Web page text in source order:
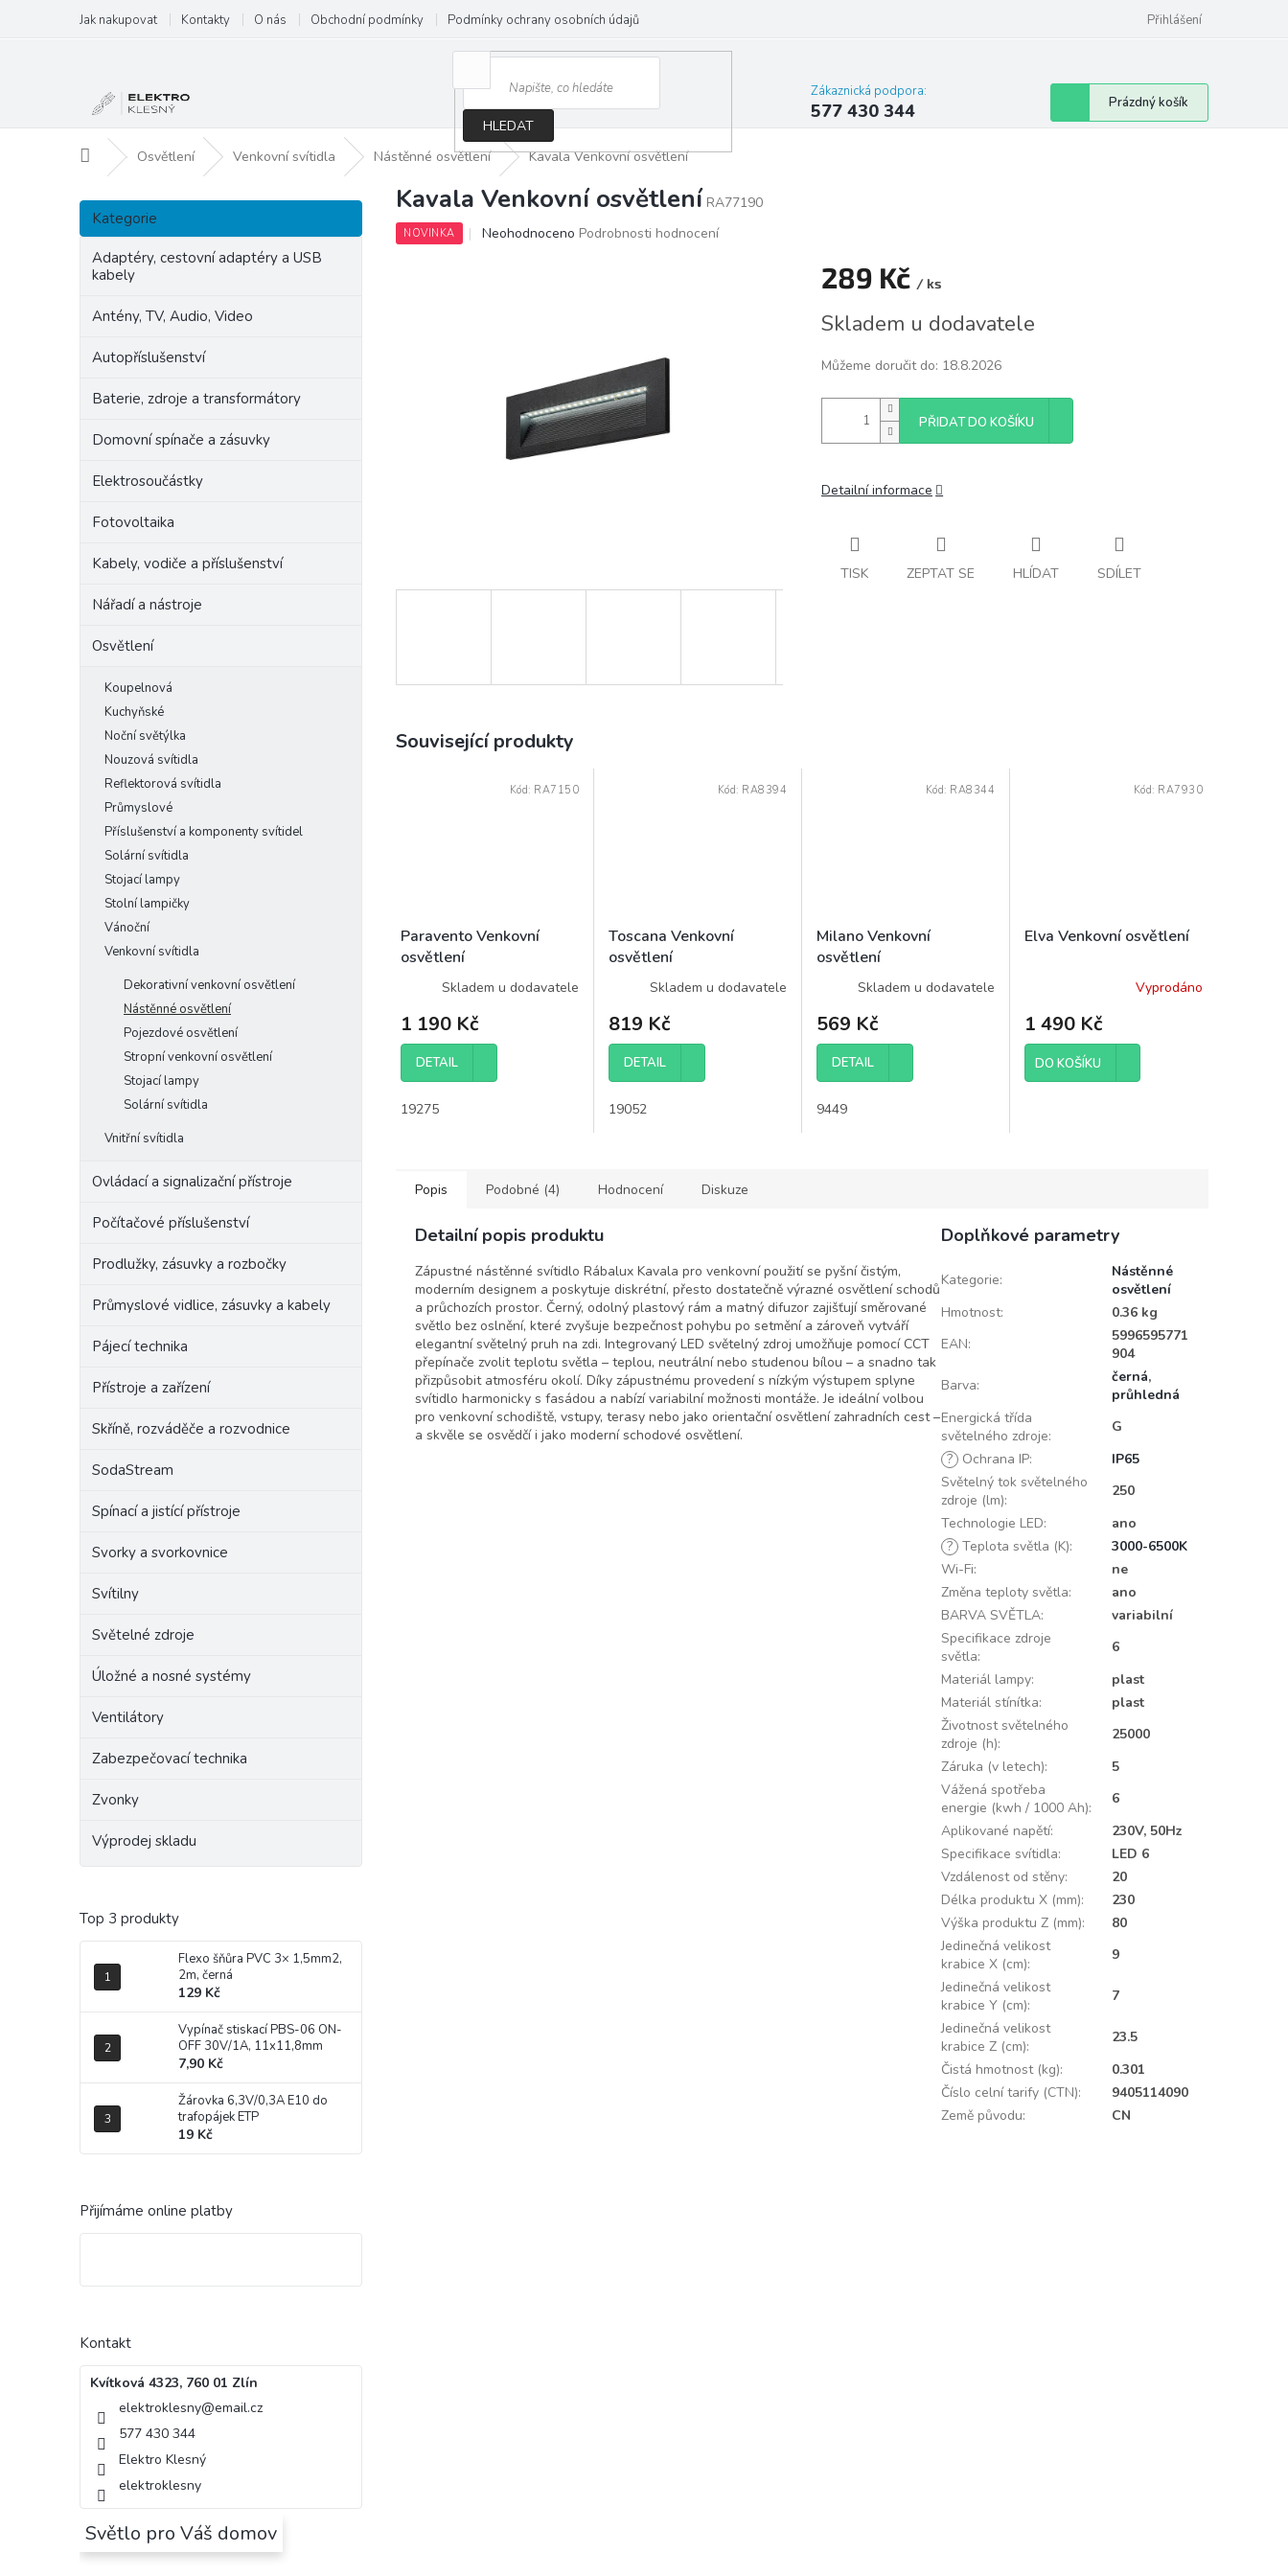
obsah
Jak nakupovat Kontakty O nás Obchodní podmínky Podmínky ochrany osobních údajů Přihlášení
HLEDAT
Zákaznická podpora:
577 430 344
Nákupní
košík
Prázdný košík
Domů Osvětlení Venkovní svítidla Nástěnné osvětlení Kavala Venkovní osvětlení
P
s
Přeskočit
kategorie
Kategorie
Adaptéry, cestovní adaptéry a USB
kabely
Antény, TV, Audio, Video
Autopříslušenství
Baterie, zdroje a transformátory
Domovní spínače a zásuvky
Elektrosoučástky
Fotovoltaika
Kabely, vodiče a příslušenství
Nářadí a nástroje
Osvětlení
Koupelnová
Kuchyňské
Noční světýlka
Nouzová svítidla
Reflektorová svítidla
Průmyslové
Příslušenství a komponenty svítidel
Solární svítidla
Stojací lampy
Stolní lampičky
Vánoční
Venkovní svítidla
Dekorativní venkovní osvětlení
Nástěnné osvětlení
Pojezdové osvětlení
Stropní venkovní osvětlení
Stojací lampy
Solární svítidla
Vnitřní svítidla
Ovládací a signalizační přístroje
Počítačové příslušenství
Prodlužky, zásuvky a rozbočky
Průmyslové vidlice, zásuvky a kabely
Pájecí technika
Přístroje a zařízení
Skříně, rozváděče a rozvodnice
SodaStream
Spínací a jistící přístroje
Svorky a svorkovnice
Svítilny
Světelné zdroje
Úložné a nosné systémy
Ventilátory
Zabezpečovací technika
Zvonky
Výprodej skladu
Top 3 produkty
Flexo šňůra PVC 3× 1,5mm2,
2m, černá
129 Kč
Vypínač stiskací PBS-06 ON-
OFF 30V/1A, 11x11,8mm
7,90 Kč
Žárovka 6,3V/0,3A E10 do
trafopájek ETP
19 Kč
Přijímáme online platby
Kontakt
Kvítková 4323, 760 01 Zlín
elektroklesny@email.cz
577 430 344
Elektro Klesný
elektroklesny
Světlo pro Váš domov
Kavala Venkovní osvětlení RA77190
NOVINKA
Průměrné
Neohodnoceno Podrobnosti hodnocení
289 Kč / ks
cena:
Skladem u dodavatele
Můžeme doručit do: 18.8.2026
PŘIDAT DO KOŠÍKU
Detailní informace
TISK ZEPTAT SE HLÍDAT SDÍLET
Související produkty
Paravento Venkovní
osvětlení
Skladem u dodavatele
1 190 Kč
DETAIL
19275
Kód: RA7150
Toscana Venkovní
osvětlení
Skladem u dodavatele
819 Kč
DETAIL
19052
Kód: RA8394
Milano Venkovní
osvětlení
Skladem u dodavatele
569 Kč
DETAIL
9449
Kód: RA8344
Elva Venkovní osvětlení
Vyprodáno
1 490 Kč
DO KOŠÍKU
Kód: RA7930
Popis Podobné (4) Hodnocení Diskuze
Detailní popis produktu
Zápustné nástěnné svítidlo Rábalux Kavala pro venkovní použití se pyšní čistým,
moderním designem a poskytuje diskrétní, přesto dostatečně výrazné osvětlení schodů
a průchozích prostor. Černý, odolný plastový rám a matný difuzor zajišťují směrované
světlo bez oslnění, které zvyšuje bezpečnost pohybu po setmění a zároveň vytváří
elegantní světelný pruh na zdi. Integrovaný LED světelný zdroj umožňuje pomocí CCT
přepínače zvolit teplotu světla – teplou, neutrální nebo studenou bílou – a snadno tak
přizpůsobit atmosféru okolí. Díky zápustnému provedení s nízkým výstupem splyne
svítidlo harmonicky s fasádou a nabízí variabilní možnosti montáže. Je ideální volbou
pro venkovní schodiště, vstupy, terasy nebo jako orientační osvětlení zahradních cest –
a skvěle se osvědčí i jako moderní schodové osvětlení.
Doplňkové parametry
Kategorie:
Nástěnné
osvětlení
Hmotnost:
0.36 kg
EAN:
5996595771
904
Barva: černá,
průhledná
Energická třída
světelného zdroje:
G
? Ochrana IP:
IP65
Světelný tok světelného
zdroje (lm):
250
Technologie LED:
ano
? Teplota světla (K):
3000-6500K
Wi-Fi:
ne
Změna teploty světla:
ano
BARVA SVĚTLA:
variabilní
Specifikace zdroje
světla:
6
Materiál lampy:
plast
Materiál stínítka:
plast
Životnost světelného
zdroje (h):
25000
Záruka (v letech):
5
Vážená spotřeba
energie (kwh / 1000 Ah):
6
Aplikované napětí:
230V, 50Hz
Specifikace svítidla:
LED 6
Vzdálenost od stěny:
20
Délka produktu X (mm):
230
Výška produktu Z (mm):
80
Jedinečná velikost
krabice X (cm):
9
Jedinečná velikost
krabice Y (cm):
7
Jedinečná velikost
krabice Z (cm):
23.5
Čistá hmotnost (kg):
0.301
Číslo celní tarify (CTN):
9405114090
Země původu: CN